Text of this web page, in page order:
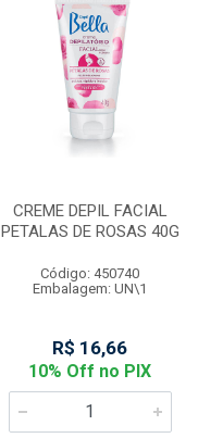
CREME DEPIL FACIAL
PETALAS DE ROSAS 40G
Código: 450740
Embalagem: UN\1
R$ 16,66
10% Off no PIX